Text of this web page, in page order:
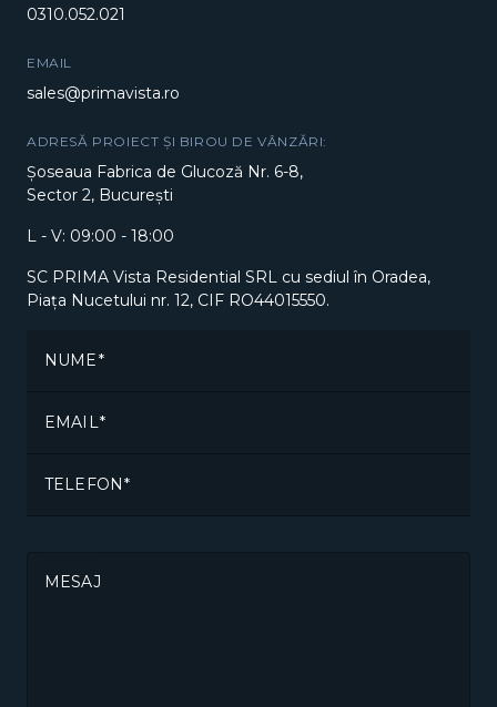
0310.052.021
EMAIL
sales@primavista.ro
ADRESĂ PROIECT ȘI BIROU DE VÂNZĂRI:
Șoseaua Fabrica de Glucoză Nr. 6-8,
Sector 2, București
L - V: 09:00 - 18:00
SC PRIMA Vista Residential SRL cu sediul în Oradea,
Piața Nucetului nr. 12, CIF RO44015550.
NUME
EMAIL
TELEFON
MESAJ